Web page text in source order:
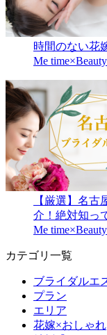
時間のない花
Me
【厳選】名
介！絶対知っ
Me
カテゴリ一覧
ブライダルエ
プラン
エリア
花嫁×おしゃれ